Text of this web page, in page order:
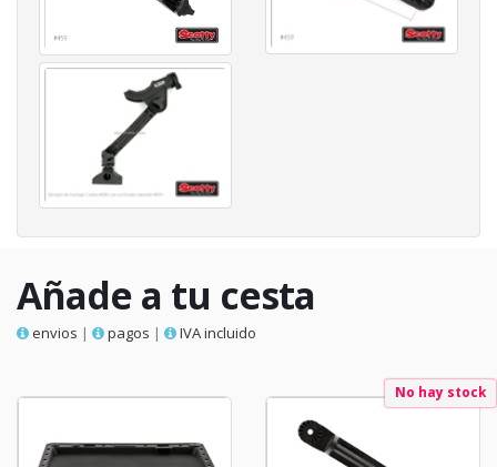
Añade a tu cesta
envios | pagos | IVA incluido
No hay stock